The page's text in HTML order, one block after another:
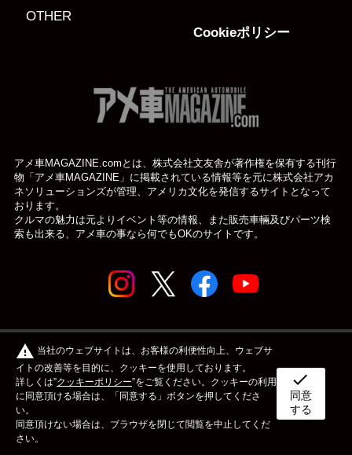
OTHER
Cookieポリシー
アメ車MAGAZINE.comとは、株式会社文友舎が著作権を保有する刊行
物「アメ車MAGAZINE」に掲載されている情報等を元に株式会社アカ
ネソリューションズが管理、アメリカ文化を発信するサイトとなって
おります。
クルマの魅力は元よりイベント等の情報、また販売車輛及びパーツ検
索も出来る、アメ車の事なら何でもOKのサイトです。
© アメ車のWEBマガジン アメ車マガジン公式WEBサイト
ボディタイプ メーカー カスタム&メンテナンス
warning 当社のウェブサイトは、お客様の利便性向上、ウェブサ
イトの改善等を目的に、クッキーを使用しております。
詳しくは”クッキーポリシー”をご覧ください。クッキーの利用
に同意頂ける場合は、「同意する」ボタンを押してくださ
い。
同意頂けない場合は、ブラウザを閉じて閲覧を中止してくだ
さい。
check
同意
する